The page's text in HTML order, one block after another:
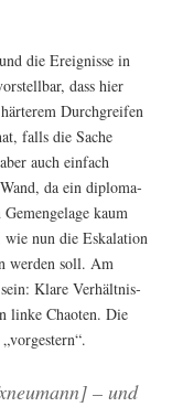
die Ereig­nis­se in
dass hier
Durch­grei­fen
falls die Sache
auch ein­fach
da ein diplo­ma­
kaum
wie nun die Eska­la­ti­on
wer­den soll. Am
Kla­re Ver­hält­nis­
lin­ke Chao­ten. Die
– und